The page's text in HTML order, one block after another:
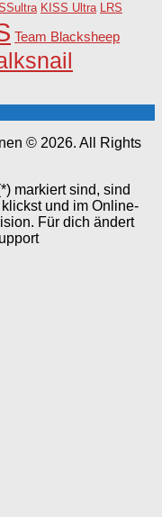
KISS Ultra LRS
Team Blacksheep
© 2026. All Rights
markiert sind, sind
und im Online-
Für dich ändert